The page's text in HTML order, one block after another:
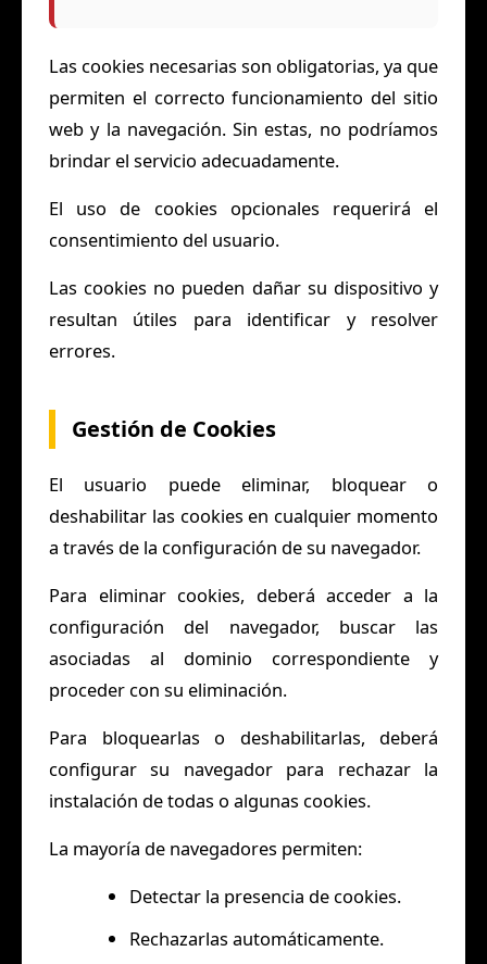
Las cookies necesarias son obligatorias, ya que
permiten el correcto funcionamiento del sitio
web y la navegación. Sin estas, no podríamos
brindar el servicio adecuadamente.
El uso de cookies opcionales requerirá el
consentimiento del usuario.
Las cookies no pueden dañar su dispositivo y
resultan útiles para identificar y resolver
errores.
Gestión de Cookies
El usuario puede eliminar, bloquear o
deshabilitar las cookies en cualquier momento
a través de la configuración de su navegador.
Para eliminar cookies, deberá acceder a la
configuración del navegador, buscar las
asociadas al dominio correspondiente y
proceder con su eliminación.
Para bloquearlas o deshabilitarlas, deberá
configurar su navegador para rechazar la
instalación de todas o algunas cookies.
La mayoría de navegadores permiten:
Detectar la presencia de cookies.
Rechazarlas automáticamente.